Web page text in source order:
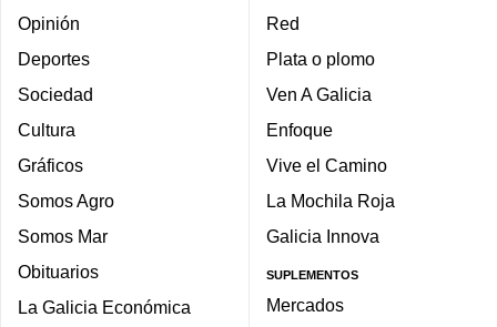
Opinión
Deportes
Sociedad
Cultura
Gráficos
Somos Agro
Somos Mar
Obituarios
La Galicia Económica
Red
Plata o plomo
Ven A Galicia
Enfoque
Vive el Camino
La Mochila Roja
Galicia Innova
SUPLEMENTOS
Mercados